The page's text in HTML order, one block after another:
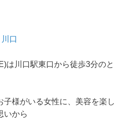
口
は川口駅東口から徒歩3分のと
子様がいる女性に、美容を楽し
いから